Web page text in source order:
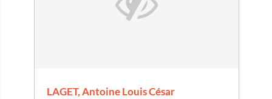
LAGET, Antoine Louis César